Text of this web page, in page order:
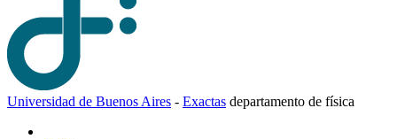
Universidad de Buenos Aires - Exactas departamento de física